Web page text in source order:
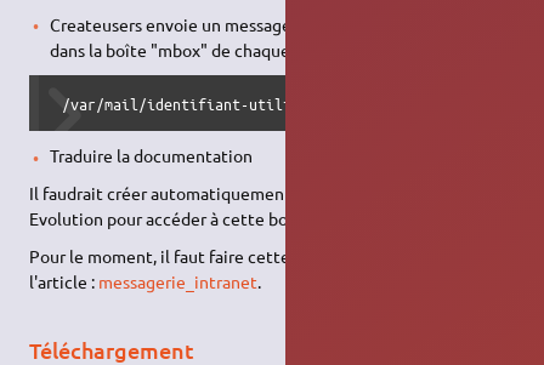
Createusers envoie un message de bienvenue qui abouti
dans la boîte "mbox" de chaque utilisateur
/var/mail/identifiant-utilisateur
Traduire la documentation
Il faudrait créer automatiquement une configuration de
Evolution pour accéder à cette boîte "mbox".
Pour le moment, il faut faire cette opération à la main, voir
l'article : messagerie_intranet.
Téléchargement